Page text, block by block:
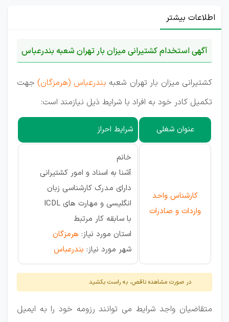
اطلاعات بیشتر
آگهی استخدام کشتیرانی میزان بار تهران شعبه بندرعباس
کشتیرانی میزان بار تهران شعبه بندرعباس (هرمزگان)جهت
تکمیل کادر خود به افراد با شرایط ذیل نیازمند است:
عنوان شغلی شرایط احراز
کارشناس واحد
واردات و صادرات
خانم
آشنا به اسناد و امور کشتیرانی
دارای مدرک کارشناسی زبان
انگلیسی و مهارت های ICDL
با سابقه کار مرتبط
استان مورد نیاز: هرمزگان
شهر مورد نیاز: بندرعباس
در صورت مشاهده ناقص، به راست بکشید
متقاضیان واجد شرایط می توانند رزومه خود را به ایمیل